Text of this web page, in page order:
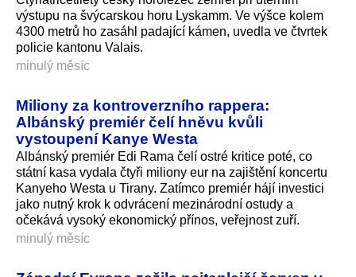
výstupu na švýcarskou horu Lyskamm. Ve výšce kolem
4300 metrů ho zasáhl padající kámen, uvedla ve čtvrtek
policie kantonu Valais.
minulý měsíc
Miliony za kontroverzního rappera:
Albánský premiér čelí hněvu kvůli
vystoupení Kanye Westa
Albánský premiér Edi Rama čelí ostré kritice poté, co
státní kasa vydala čtyři miliony eur na zajištění koncertu
Kanyeho Westa u Tirany. Zatímco premiér hájí investici
jako nutný krok k odvrácení mezinárodní ostudy a
očekává vysoký ekonomický přínos, veřejnost zuří.
minulý měsíc